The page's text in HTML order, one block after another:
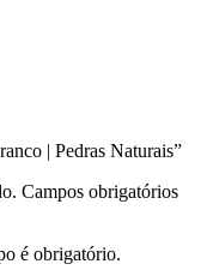
| Pedras Naturais”
Campos obrigatórios
é obrigatório.